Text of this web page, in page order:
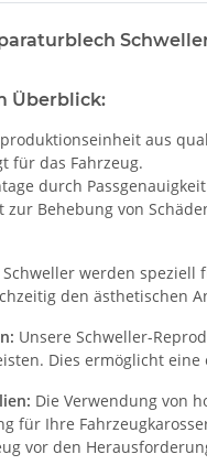
Überblick:
aus
für das Fahrzeug.
durch
zur Behebung von
werden
den ästhetischen
Unsere Schweller-
Dies ermöglicht
Die Verwendung von
für Ihre
vor den